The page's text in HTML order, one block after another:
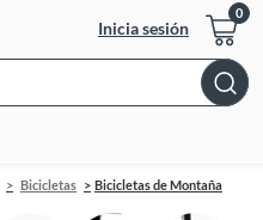
Inicia sesión
Bar
Bicicletas Bicicletas de Montaña